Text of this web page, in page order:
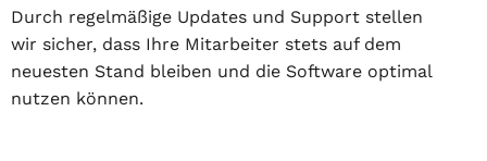
Durch regelmäßige Updates und Support stellen
wir sicher, dass Ihre Mitarbeiter stets auf dem
neuesten Stand bleiben und die Software optimal
nutzen können.